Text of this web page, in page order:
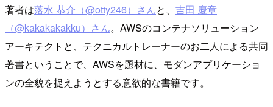
著者は落水 恭介（@otty246）さんと、 吉田 慶章
（@kakakakakku）さん。AWSのコンテナソリューション
アーキテクトと、テクニカルトレーナーのお二人による共同
著書ということで、AWSを題材に、モダンアプリケーショ
ンの全貌を捉えようとする意欲的な書籍です。